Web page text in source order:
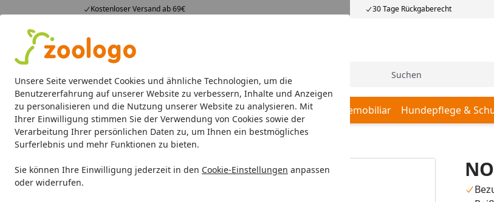
Unsere Seite verwendet Cookies und ähnliche Technologien, um die
Benutzererfahrung auf unserer Website zu verbessern, Inhalte und Anzeigen
zu personalisieren und die Nutzung unserer Website zu analysieren. Mit
Ihrer Einwilligung stimmen Sie der Verwendung von Cookies sowie der
Verarbeitung Ihrer persönlichen Daten zu, um Ihnen ein bestmögliches
Surferlebnis und mehr Funktionen zu bieten.
Sie können Ihre Einwilligung jederzeit in den Cookie-Einstellungen anpassen
oder widerrufen.
Kostenloser Versand ab 69€ 30 Tage Rückgaberecht
4,74
23.587 Bewertungen
Alle Produkte
Alle Produkte Angebote Neuheiten Sommerhits Suche
Hund Hundefutter Hundenäpfe & Co Hundeschlafplätze Hundemobiliar Hundepflege &
Startseite
Hund Hundeschlafplätze NOBBY Kissen Classic RENO